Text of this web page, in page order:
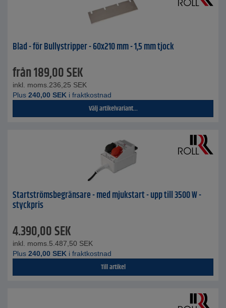
Blad - för Bullystripper - 60x210 mm - 1,5 mm tjock
från189,00SEK
inkl. moms. 236,25 SEK
Plus 240,00 SEK i fraktkostnad
Välj artikelvariant...
Startströmsbegränsare - med mjukstart - upp till 3500 W -
styckpris
4.390,00SEK
inkl. moms. 5.487,50 SEK
Plus 240,00 SEK i fraktkostnad
Till artikel